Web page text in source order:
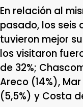
En relación al
pasado, los seis
tuvieron mejor
los visitaron
de 32%;
Areco (14%),
(5,5%) y Costa